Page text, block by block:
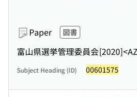
Paper 図書
富山県選挙管理委員会[2020]
Subject Heading (ID) 00601575